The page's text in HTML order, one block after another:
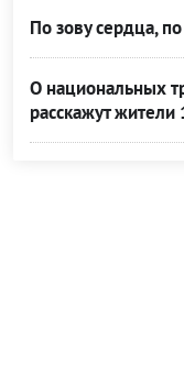
По зову сердца,
О национальных
расскажут